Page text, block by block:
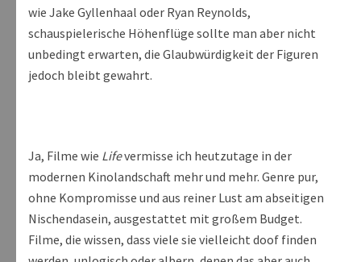
wie Jake Gyllenhaal oder Ryan Reynolds,
schauspielerische Höhenflüge sollte man aber nicht
unbedingt erwarten, die Glaubwürdigkeit der Figuren
jedoch bleibt gewahrt.
Ja, Filme wie Lifevermisse ich heutzutage in der
modernen Kinolandschaft mehr und mehr. Genre pur,
ohne Kompromisse und aus reiner Lust am abseitigen
Nischendasein, ausgestattet mit großem Budget.
Filme, die wissen, dass viele sie vielleicht doof finden